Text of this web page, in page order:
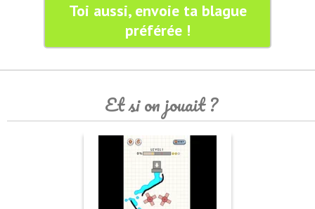
Toi aussi, envoie ta blague
préférée !
Et si on jouait ?